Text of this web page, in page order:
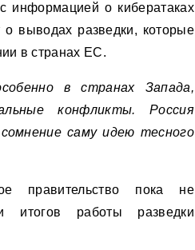
информацией о кибератаках
о выводах разведки, которые
в странах ЕС.
в странах Запада,
конфликты. Россия
саму идею тесного
правительство пока не
итогов работы разведки